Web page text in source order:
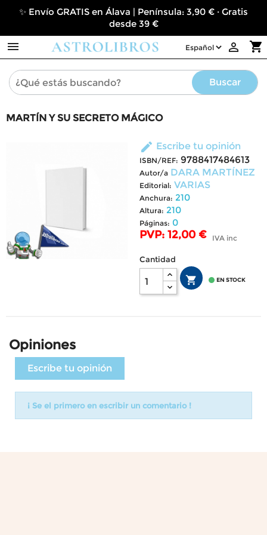
✨ Envío GRATIS en Álava | Península: 3,90 € · Gratis
desde 39 €
 shopping_cart

Buscar
MARTÍN Y SU SECRETO MÁGICO
edit Escribe tu opinión
ISBN/REF: 9788417484613
Autor/a DARA MARTÍNEZ
Editorial: VARIAS
Anchura: 210
Altura: 210
Páginas: 0
PVP: 12,00 € IVA inc
Cantidad
  EN STOCK
Opiniones
Escribe tu opinión
¡ Se el primero en escribir un comentario !